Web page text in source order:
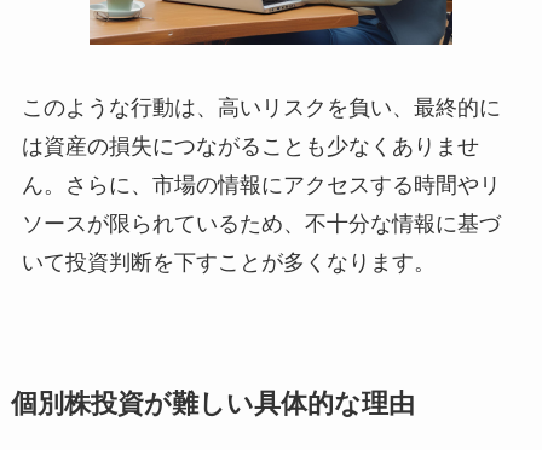
このような行動は、高いリスクを負い、最終的に
は資産の損失につながることも少なくありませ
ん。さらに、市場の情報にアクセスする時間やリ
ソースが限られているため、不十分な情報に基づ
いて投資判断を下すことが多くなります。
個別株投資が難しい具体的な理由